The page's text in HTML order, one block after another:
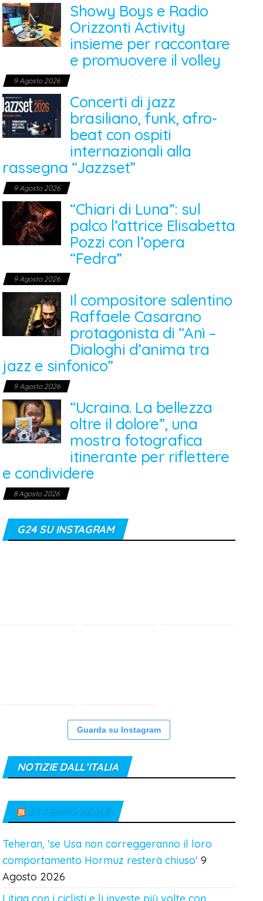
Showy Boys e Radio
Orizzonti Activity
insieme per raccontare
e promuovere il volley
9 Agosto 2026
Concerti di jazz
brasiliano, funk, afro-
beat con ospiti
internazionali alla
rassegna “Jazzset”
9 Agosto 2026
“Chiari di Luna”: sul
palco l’attrice Elisabetta
Pozzi con l’opera
“Fedra”
9 Agosto 2026
Il compositore salentino
Raffaele Casarano
protagonista di “Anì –
Dialoghi d’anima tra
jazz e sinfonico”
9 Agosto 2026
“Ucraina. La bellezza
oltre il dolore”, una
mostra fotografica
itinerante per riflettere
e condividere
8 Agosto 2026
G24 SU INSTAGRAM
Guarda su Instagram
NOTIZIE DALL’ITALIA
IN TEMPO REALE
Teheran, 'se Usa non correggeranno il loro
comportamento Hormuz resterà chiuso' 9
Agosto 2026